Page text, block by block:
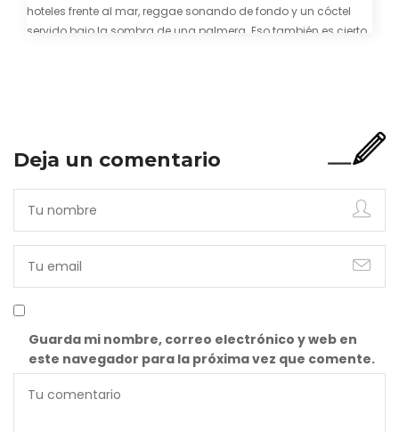
hoteles frente al mar, reggae sonando de fondo y un cóctel
servido bajo la sombra de una palmera. Eso también es cierto.
Deja un comentario
Guarda mi nombre, correo electrónico y web en
este navegador para la próxima vez que comente.